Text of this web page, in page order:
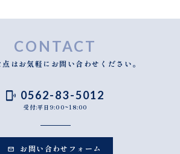
CONTACT
点はお気軽にお問い合わせください。
0562-83-5012
受付:平日9:00~18:00
お問い合わせフォーム